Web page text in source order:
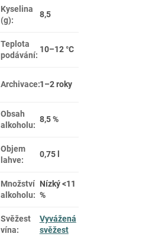
Kyselina
(g):
8,5
Teplota
podávání:
10–12 °C
Archivace:1–2 roky
Obsah
alkoholu:
8,5 %
Objem
lahve:
0,75 l
Množství
alkoholu:
Nízký <11
%
Svěžest
vína:
Vyvážená
svěžest